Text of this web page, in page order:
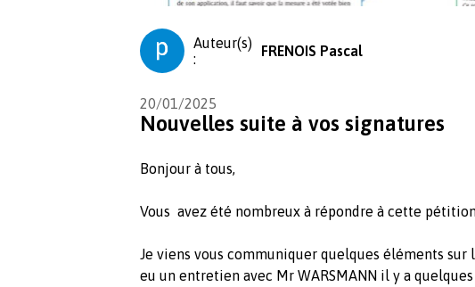
Auteur(s)
:
FRENOIS Pascal
20/01/2025
Nouvelles suite à vos signatures
Bonjour à tous,
Vous avez été nombreux à répondre à cette
Je viens vous communiquer quelques éléments sur
eu un entretien avec Mr WARSMANN il y a